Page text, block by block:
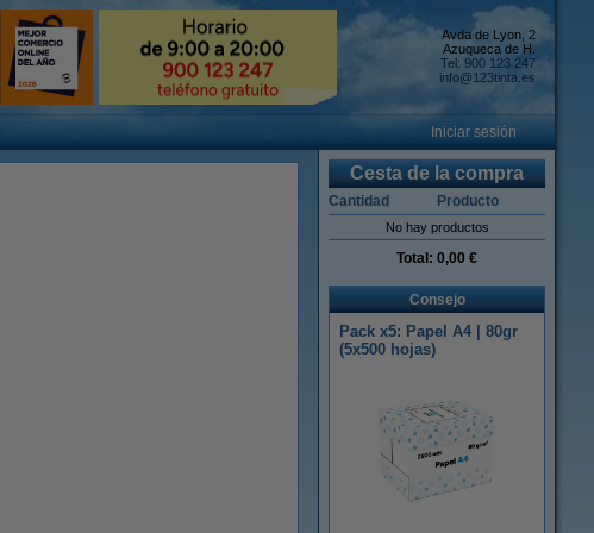
Avda de Lyon, 2
Azuqueca de H.
Tel: 900 123 247
info@123tinta.es
Iniciar sesión
Cesta de la compra
Cantidad Producto
No hay productos
Total: 0,00 €
Consejo
Pack x5: Papel A4 | 80gr
(5x500 hojas)